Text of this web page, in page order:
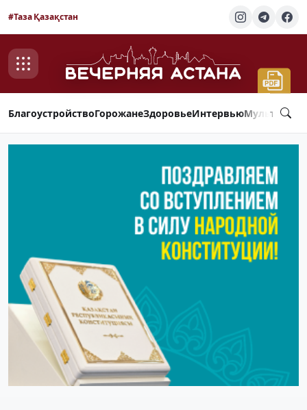
#Таза Қазақстан
БлагоустройствоГорожанеЗдоровьеИнтервью